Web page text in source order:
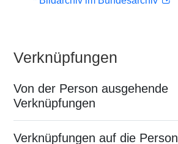
Verknüpfungen
Von der Person ausgehende
Verknüpfungen
Verknüpfungen auf die Person